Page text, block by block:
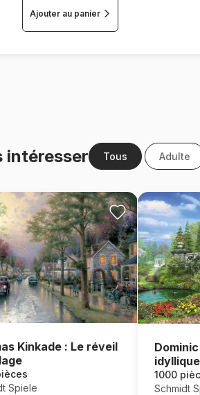
Ajouter au panier
intéresser Tous Adulte
Kinkade : Le réveil
Spiele
idyllique
1000
Schmidt